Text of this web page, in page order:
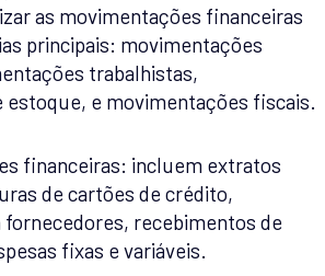
as movimentações financeiras
principais: movimentações
trabalhistas,
estoque, e movimentações fiscais.
financeiras: incluem extratos
de cartões de crédito,
fornecedores, recebimentos de
fixas e variáveis.